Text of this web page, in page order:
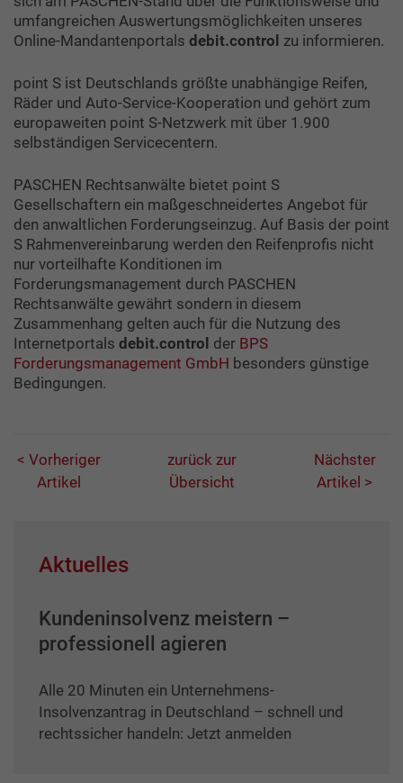
umfangreichen Auswertungsmöglichkeiten unseres
Online-Mandantenportals debit.control zu informieren.
point S ist Deutschlands größte unabhängige Reifen,
Räder und Auto-Service-Kooperation und gehört zum
europaweiten point S-Netzwerk mit über 1.900
selbständigen Servicecentern.
PASCHEN Rechtsanwälte bietet point S
Gesellschaftern ein maßgeschneidertes Angebot für
den anwaltlichen Forderungseinzug. Auf Basis der point
S Rahmenvereinbarung werden den Reifenprofis nicht
nur vorteilhafte Konditionen im
Forderungsmanagement durch PASCHEN
Rechtsanwälte gewährt sondern in diesem
Zusammenhang gelten auch für die Nutzung des
Internetportals debit.control der BPS
Forderungsmanagement GmbH besonders günstige
Bedingungen.
< Vorheriger
Artikel
zurück zur
Übersicht
Nächster
Artikel >
Aktuelles
Kundeninsolvenz meistern –
professionell agieren
Alle 20 Minuten ein Unternehmens-
Insolvenzantrag in Deutschland – schnell und
rechtssicher handeln: Jetzt anmelden